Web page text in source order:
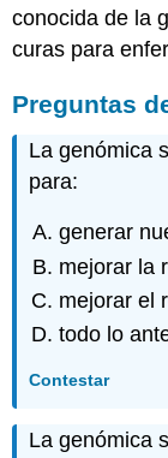
conocida de la
curas para
Preguntas
La genómica
para:
generar
mejorar la
mejorar el
todo lo
Contestar
La genómica